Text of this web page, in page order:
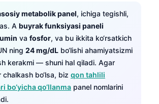
metabolik panel, ichiga tegishli,
A buyrak funksiyasi paneli
va fosfor, va bu ikkita ko‘rsatkich
ning 24 mg/dL bo‘lishi ahamiyatsizmi
kerakmi — shuni hal qiladi. Agar
bo‘lsa, biz qon tahlili
bo‘yicha qo‘llanma panel nomlarini
dili